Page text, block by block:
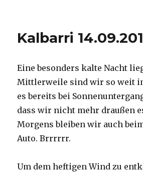
Kalbarri
Eine besonders kalte Nacht
Mittlerweile sind wir so weit
es bereits bei
dass wir nicht mehr draußen
Morgens bleiben wir auch
Auto. Brrrrrr.
Um dem heftigen Wind zu